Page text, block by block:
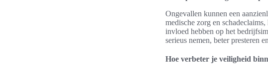
Ongevallen kunnen een
medische zorg en
invloed hebben op het
serieus nemen, beter presteren
Hoe verbeter je veiligheid